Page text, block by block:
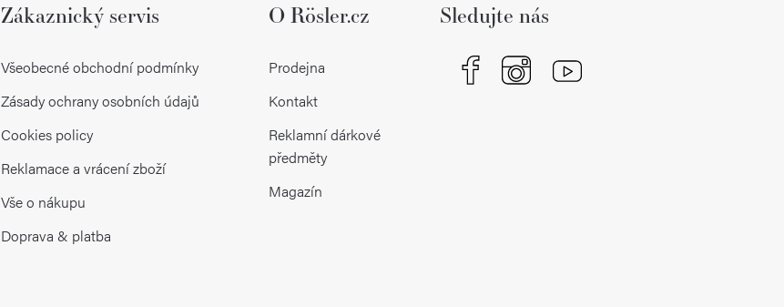
Zákaznický servis
Všeobecné obchodní podmínky
Zásady ochrany osobních údajů
Cookies policy
Reklamace a vrácení zboží
Vše o nákupu
Doprava & platba
O Rösler.cz
Prodejna
Kontakt
Reklamní dárkové
předměty
Magazín
Sledujte nás